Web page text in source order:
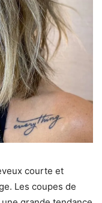
courte et
Les coupes de